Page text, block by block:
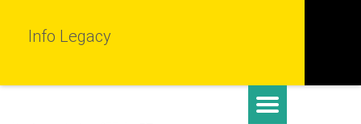
Info Legacy